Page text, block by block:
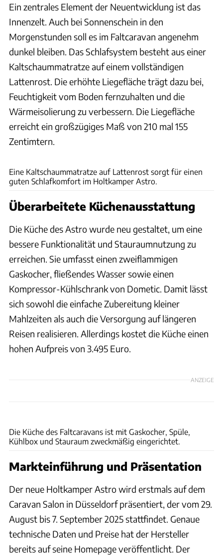
Ein zentrales Element der Neuentwicklung ist das
Innenzelt. Auch bei Sonnenschein in den
Morgenstunden soll es im Faltcaravan angenehm
dunkel bleiben. Das Schlafsystem besteht aus einer
Kaltschaummatratze auf einem vollständigen
Lattenrost. Die erhöhte Liegefläche trägt dazu bei,
Feuchtigkeit vom Boden fernzuhalten und die
Wärmeisolierung zu verbessern. Die Liegefläche
erreicht ein großzügiges Maß von 210 mal 155
Zentimtern.
Eine Kaltschaummatratze auf Lattenrost sorgt für einen
guten Schlafkomfort im Holtkamper Astro.
Überarbeitete Küchenausstattung
Die Küche des Astro wurde neu gestaltet, um eine
bessere Funktionalität und Stauraumnutzung zu
erreichen. Sie umfasst einen zweiflammigen
Gaskocher, fließendes Wasser sowie einen
Kompressor-Kühlschrank von Dometic. Damit lässt
sich sowohl die einfache Zubereitung kleiner
Mahlzeiten als auch die Versorgung auf längeren
Reisen realisieren. Allerdings kostet die Küche einen
hohen Aufpreis von 3.495 Euro.
ANZEIGE
Die Küche des Faltcaravans ist mit Gaskocher, Spüle,
Kühlbox und Stauraum zweckmäßig eingerichtet.
Markteinführung und Präsentation
Der neue Holtkamper Astro wird erstmals auf dem
Caravan Salon in Düsseldorf präsentiert, der vom 29.
August bis 7. September 2025 stattfindet. Genaue
technische Daten und Preise hat der Hersteller
bereits auf seine Homepage veröffentlicht. Der